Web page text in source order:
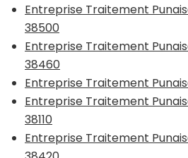
Entreprise Traitement
38500
Entreprise Traitement
38460
Entreprise Traitement
Entreprise Traitement
38110
Entreprise Traitement